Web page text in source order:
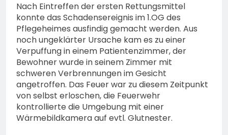
Nach Eintreffen der ersten Rettungsmittel
konnte das Schadensereignis im 1.OG des
Pflegeheimes ausfindig gemacht werden. Aus
noch ungeklärter Ursache kam es zu einer
Verpuffung in einem Patientenzimmer, der
Bewohner wurde in seinem Zimmer mit
schweren Verbrennungen im Gesicht
angetroffen. Das Feuer war zu diesem Zeitpunkt
von selbst erloschen, die Feuerwehr
kontrollierte die Umgebung mit einer
Wärmebildkamera auf evtl. Glutnester.